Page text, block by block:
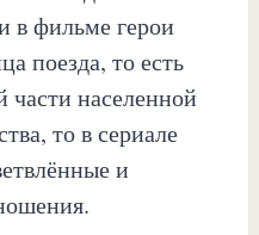
в фильме герои
поезда, то есть
части населенной
то в сериале
и